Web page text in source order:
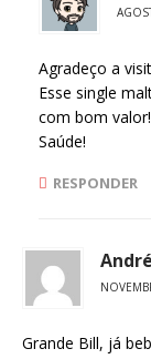
Agradeço a
Esse single
com bom valor!
Saúde!
RESPONDER
Grande Bill, já